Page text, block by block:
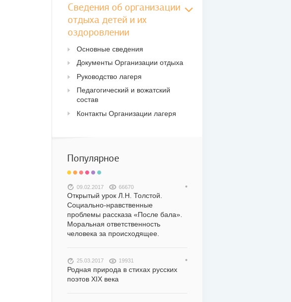
Сведения об организации
отдыха детей и их
оздоровлении
Основные сведения
Документы Организации отдыха
Руководство лагеря
Педагогический и вожатский
состав
Контакты Организации лагеря
Популярное
09.02.2017 66670
Открытый урок Л.Н. Толстой.
Социально-нравственные
проблемы рассказа «После бала».
Моральная ответственность
человека за происходящее.
25.03.2017 19931
Родная природа в стихах русских
поэтов XIX века